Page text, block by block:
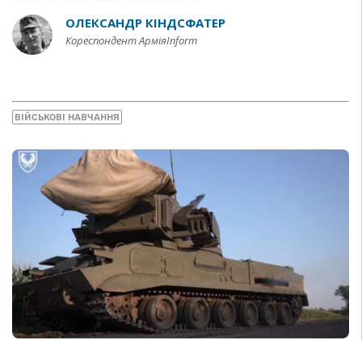
ОЛЕКСАНДР КІНДСФАТЕР
Кореспондент АрміяInform
ВІЙСЬКОВІ НАВЧАННЯ